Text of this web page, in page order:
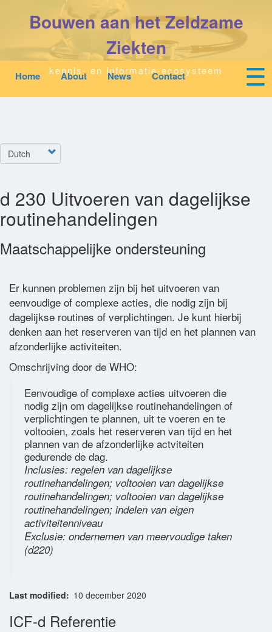
gaan
Bouwen aan het Zeldzame
Ziekten
kennis- en informatie-ecosysteem
Mobile
top
links
menu
Home About News Contact ☰
Zoeken
Downloads
Nieuws
Woordenlijst
Contact
Select
your
d 230 Uitvoeren van dagelijkse
routinehandelingen
Maatschappelijke ondersteuning
Er kunnen problemen zijn bij het uitvoeren van
eenvoudige of complexe acties, die nodig zijn bij
dagelijkse routines of verplichtingen. Je kunt hierbij
denken aan het reserveren van tijd en het plannen van
afzonderlijke activiteiten.
Omschrijving door de WHO:
Eenvoudige of complexe acties uitvoeren die
nodig zijn om dagelijkse routinehandelingen of
verplichtingen te plannen, uit te voeren en te
voltooien, zoals het reserveren van tijd en het
plannen van de afzonderlijke actviteiten
gedurende de dag.
Inclusies: regelen van dagelijkse
routinehandelingen; voltooien van dagelijkse
routinehandelingen; voltooien van dagelijkse
routinehandelingen; indelen van eigen
activiteitenniveau
Exclusie: ondernemen van meervoudige taken
(d220)
Last modified 10 december 2020
ICF-d Referentie